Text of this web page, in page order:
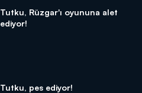
Tutku, Rüzgar'ı oyununa alet
ediyor!
Tutku, pes ediyor!